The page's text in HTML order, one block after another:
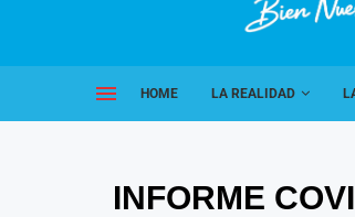
HOME LA REALIDAD
INFORME